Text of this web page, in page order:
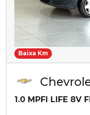
Baixa Km
1.0 MPFI LIFE 8V